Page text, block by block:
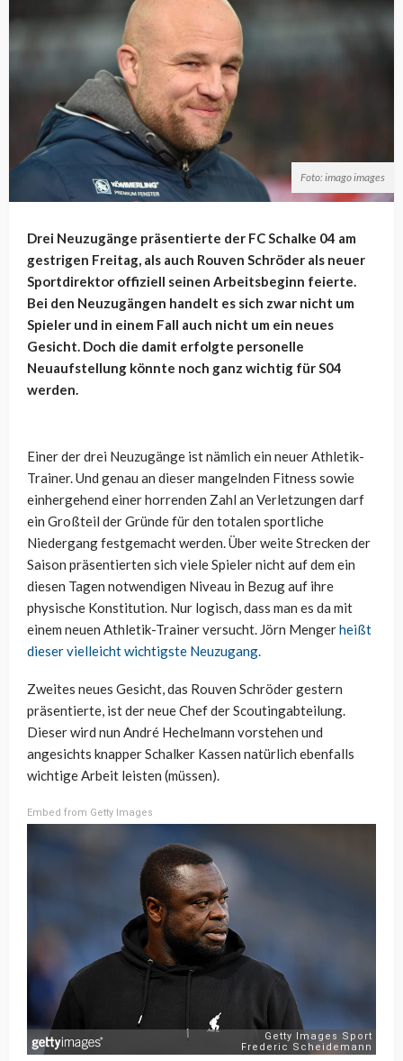
Foto: imago images
Drei Neuzugänge präsentierte der FC Schalke 04 am
gestrigen Freitag, als auch Rouven Schröder als neuer
Sportdirektor offiziell seinen Arbeitsbeginn feierte.
Bei den Neuzugängen handelt es sich zwar nicht um
Spieler und in einem Fall auch nicht um ein neues
Gesicht. Doch die damit erfolgte personelle
Neuaufstellung könnte noch ganz wichtig für S04
werden.
Einer der drei Neuzugänge ist nämlich ein neuer Athletik-
Trainer. Und genau an dieser mangelnden Fitness sowie
einhergehend einer horrenden Zahl an Verletzungen darf
ein Großteil der Gründe für den totalen sportliche
Niedergang festgemacht werden. Über weite Strecken der
Saison präsentierten sich viele Spieler nicht auf dem ein
diesen Tagen notwendigen Niveau in Bezug auf ihre
physische Konstitution. Nur logisch, dass man es da mit
einem neuen Athletik-Trainer versucht. Jörn Mengerheißt
dieser vielleicht wichtigste Neuzugang.
Zweites neues Gesicht, das Rouven Schröder gestern
präsentierte, ist der neue Chef der Scoutingabteilung.
Dieser wird nun André Hechelmann vorstehen und
angesichts knapper Schalker Kassen natürlich ebenfalls
wichtige Arbeit leisten (müssen).
Embed from Getty Images